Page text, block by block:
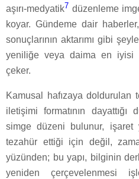
aşırı-medyatik7 düzenleme
koyar. Gündeme dair
sonuçlarının aktarımı gibi
yeniliğe veya daima en iyisi
çeker.
Kamusal hafızaya doldurulan
iletişimi formatının dayattığı
simge düzeni bulunur,
tezahür ettiği için değil,
yüzünden; bu yapı, bilginin
yeniden çerçevelenmesi